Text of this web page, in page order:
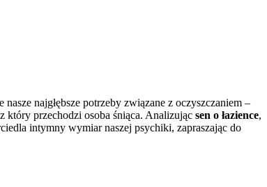
nasze najgłębsze potrzeby związane z oczyszczaniem –
który przechodzi osoba śniąca. Analizując sen o łazience,
intymny wymiar naszej psychiki, zapraszając do